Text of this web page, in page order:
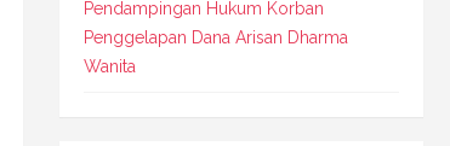
Pendampingan Hukum Korban
Penggelapan Dana Arisan Dharma
Wanita